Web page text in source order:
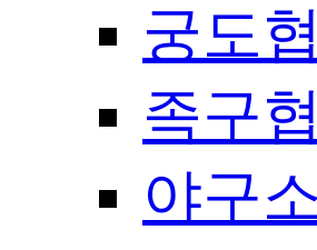
궁도
족구
야구